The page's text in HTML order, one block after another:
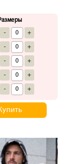
- +
- +
- +
- +
- +